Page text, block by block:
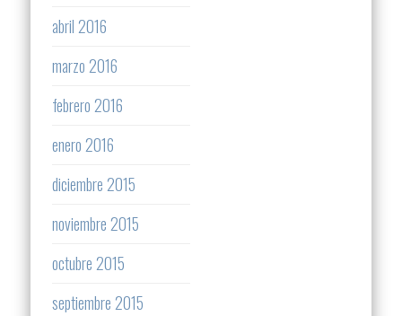
abril 2016
marzo 2016
febrero 2016
enero 2016
diciembre 2015
noviembre 2015
octubre 2015
septiembre 2015